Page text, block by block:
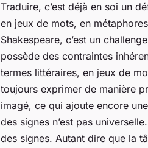
Traduire, c’est déjà en soi un
en jeux de mots, en
Shakespeare, c’est un
possède des contraintes
termes littéraires, en jeux de
toujours exprimer de manière
imagé, ce qui ajoute encore
des signes n’est pas
des signes. Autant dire que la